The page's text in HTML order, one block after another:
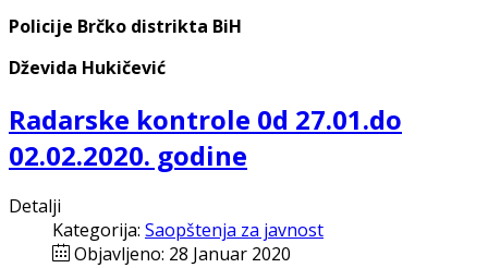
Policije Brčko distrikta BiH
Dževida Hukičević
Radarske kontrole 0d 27.01.do
02.02.2020. godine
Detalji
Kategorija: Saopštenja za javnost
Objavljeno: 28 Januar 2020